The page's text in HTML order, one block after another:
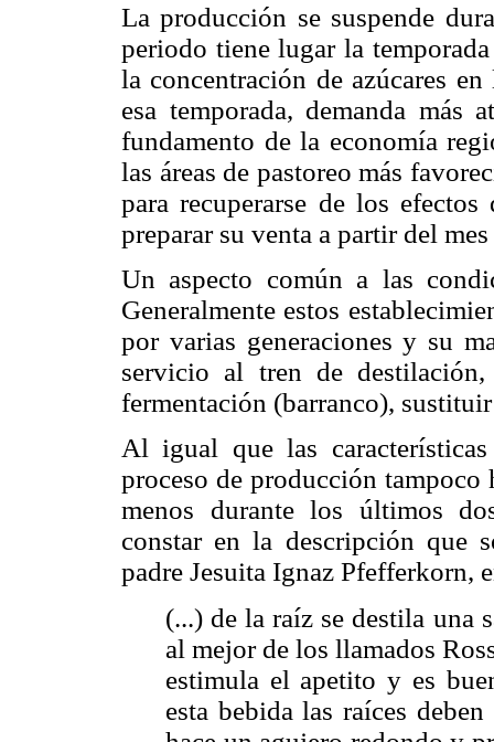
La producción se suspende
periodo tiene lugar la
la concentración de azúcares
esa temporada, demanda más
fundamento de la economía
las áreas de pastoreo más
para recuperarse de los
preparar su venta a partir del
Un aspecto común a las
Generalmente estos
por varias generaciones y su
servicio al tren de
fermentación (barranco),
Al igual que las
proceso de producción tampoco
menos durante los últimos
constar en la descripción que
padre Jesuita Ignaz Pfefferkorn,
(...) de la raíz se destila una
al mejor de los llamados
estimula el apetito y es
esta bebida las raíces